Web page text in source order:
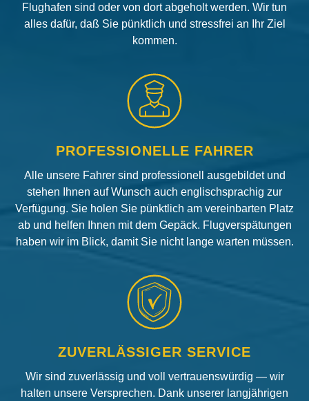
Flughafen sind oder von dort abgeholt werden. Wir tun
alles dafür, daß Sie pünktlich und stressfrei an Ihr Ziel
kommen.
PROFESSIONELLE FAHRER
Alle unsere Fahrer sind professionell ausgebildet und
stehen Ihnen auf Wunsch auch englischsprachig zur
Verfügung. Sie holen Sie pünktlich am vereinbarten Platz
ab und helfen Ihnen mit dem Gepäck. Flugverspätungen
haben wir im Blick, damit Sie nicht lange warten müssen.
ZUVERLÄSSIGER SERVICE
Wir sind zuverlässig und voll vertrauenswürdig — wir
halten unsere Versprechen. Dank unserer langjährigen